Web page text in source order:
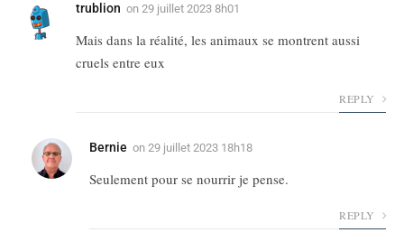
trublion on 29 juillet 2023 8h01
Mais dans la réalité, les animaux se montrent aussi
cruels entre eux
REPLY
Bernie on 29 juillet 2023 18h18
Seulement pour se nourrir je pense.
REPLY